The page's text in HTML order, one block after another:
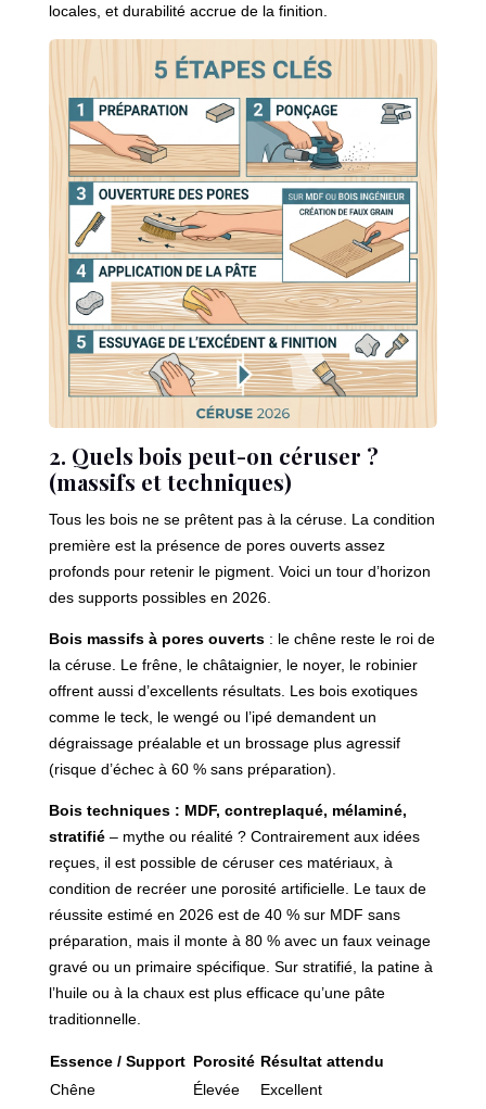
locales, et durabilité accrue de la finition.
2. Quels bois peut-on céruser ?
(massifs et techniques)
Tous les bois ne se prêtent pas à la céruse. La condition
première est la présence de pores ouverts assez
profonds pour retenir le pigment. Voici un tour d’horizon
des supports possibles en 2026.
Bois massifs à pores ouverts: le chêne reste le roi de
la céruse. Le frêne, le châtaignier, le noyer, le robinier
offrent aussi d’excellents résultats. Les bois exotiques
comme le teck, le wengé ou l’ipé demandent un
dégraissage préalable et un brossage plus agressif
(risque d’échec à 60 % sans préparation).
Bois techniques : MDF, contreplaqué, mélaminé,
stratifié– mythe ou réalité ? Contrairement aux idées
reçues, il est possible de céruser ces matériaux, à
condition de recréer une porosité artificielle. Le taux de
réussite estimé en 2026 est de 40 % sur MDF sans
préparation, mais il monte à 80 % avec un faux veinage
gravé ou un primaire spécifique. Sur stratifié, la patine à
l’huile ou à la chaux est plus efficace qu’une pâte
traditionnelle.
Essence / Support Porosité Résultat attendu
Chêne
Élevée Excellent